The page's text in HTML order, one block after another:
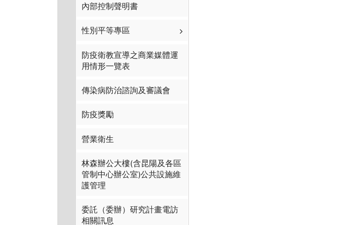
內部控制聲明書
性別平等專區
防疫衛教宣導之商業媒體運
用情形一覽表
傳染病防治諮詢及審議會
防疫獎勵
營業衛生
林森辦公大樓(含昆陽及各區
管制中心辦公室)公共設施維
護管理
委託（委辦）研究計畫電訪
相關訊息